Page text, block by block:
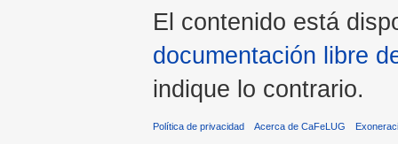
El contenido está
documentación libre
indique lo contrario.
Política de privacidad Acerca de CaFeLUG